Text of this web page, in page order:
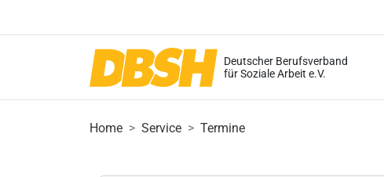
Deutscher Berufsverband
für Soziale Arbeit e.V.
Home Service Termine